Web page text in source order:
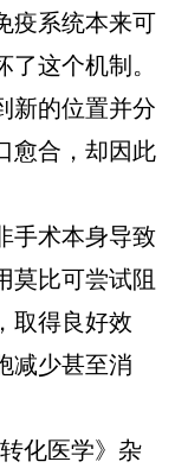
疫系统本来可
这个机制。
新的位置并分
愈合，却因此
术本身导致
莫比可尝试阻
取得良好效
减少甚至消
化医学》杂